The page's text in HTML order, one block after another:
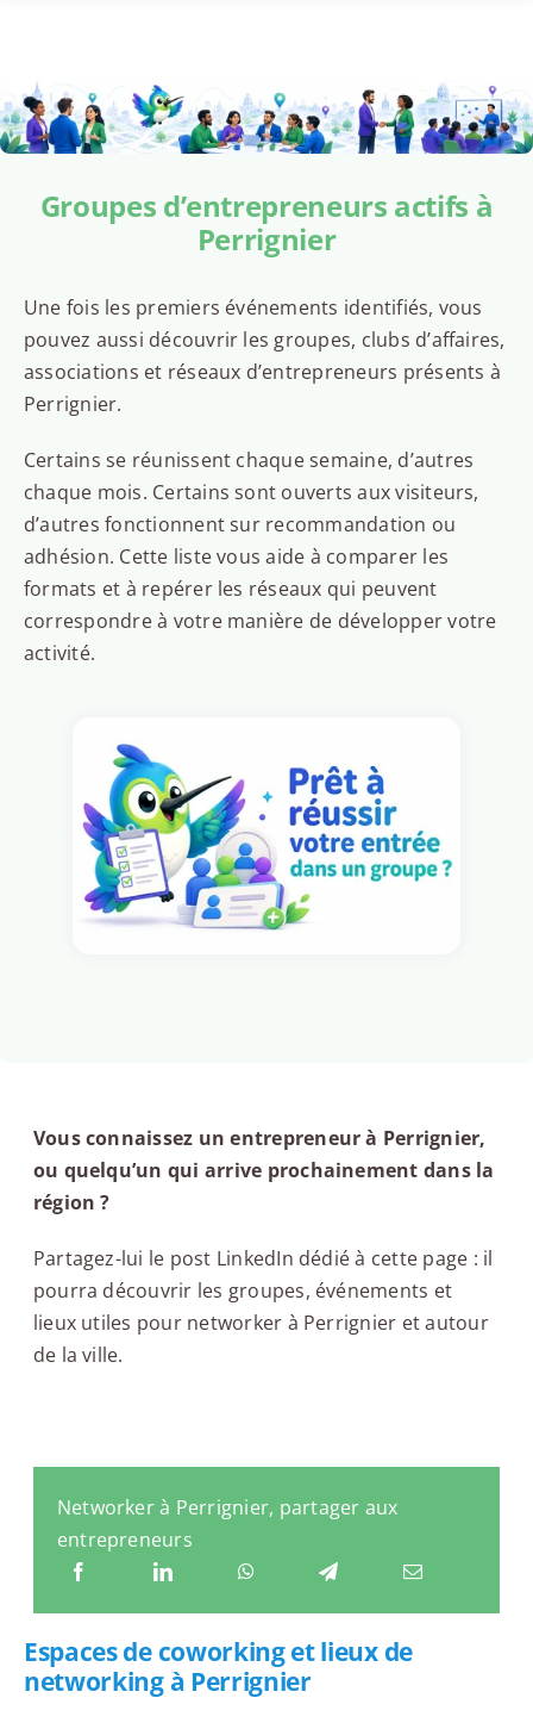
Groupes d’entrepreneurs actifs à
Perrignier
Une fois les premiers événements identifiés, vous
pouvez aussi découvrir les groupes, clubs d’affaires,
associations et réseaux d’entrepreneurs présents à
Perrignier.
Certains se réunissent chaque semaine, d’autres
chaque mois. Certains sont ouverts aux visiteurs,
d’autres fonctionnent sur recommandation ou
adhésion. Cette liste vous aide à comparer les
formats et à repérer les réseaux qui peuvent
correspondre à votre manière de développer votre
activité.
Vous connaissez un entrepreneur à Perrignier,
ou quelqu’un qui arrive prochainement dans la
région ?
Partagez-lui le post LinkedIn dédié à cette page : il
pourra découvrir les groupes, événements et
lieux utiles pour networker à Perrignier et autour
de la ville.
Networker à Perrignier, partager aux
entrepreneurs
Espaces de coworking et lieux de
networking à Perrignier